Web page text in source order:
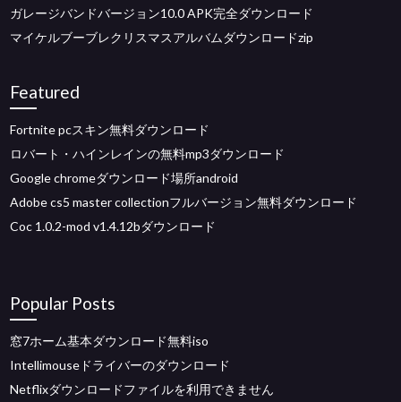
ガレージバンドバージョン10.0 APK完全ダウンロード
マイケルブーブレクリスマスアルバムダウンロードzip
Featured
Fortnite pcスキン無料ダウンロード
ロバート・ハインレインの無料mp3ダウンロード
Google chromeダウンロード場所android
Adobe cs5 master collectionフルバージョン無料ダウンロード
Coc 1.0.2-mod v1.4.12bダウンロード
Popular Posts
窓7ホーム基本ダウンロード無料iso
Intellimouseドライバーのダウンロード
Netflixダウンロードファイルを利用できません